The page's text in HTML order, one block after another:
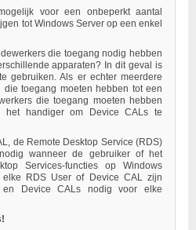
voor een onbeperkt aantal
tot Windows Server op een enkel
die toegang nodig hebben
apparaten? In dit geval is
gebruiken. Als er echter meerdere
toegang moeten hebben tot een
die toegang moeten hebben
het handiger om Device CALs te
de Remote Desktop Service (RDS)
wanneer de gebruiker of het
Services-functies op Windows
RDS User of Device CAL zijn
Device CALs nodig voor elke